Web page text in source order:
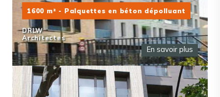
1600 m² - Palquettes en béton dépolluant
DRLW
Architectes
En savoir plus